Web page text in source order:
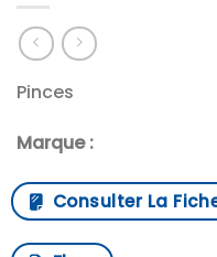
Pinces
Marque :
Consulter La